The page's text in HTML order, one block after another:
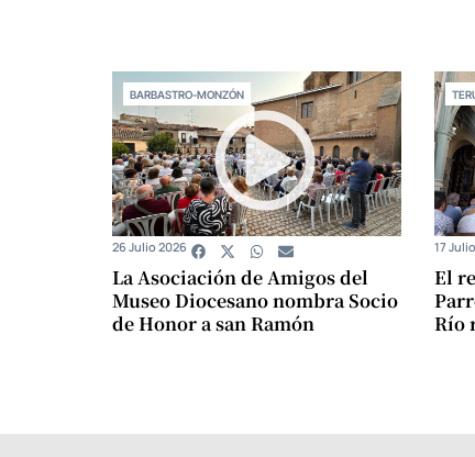
BARBASTRO-MONZÓN
La Asociación de Amigos del
Museo Diocesano nombra Socio
de Honor a san Ramón
26 Julio 2026
El
Río
17